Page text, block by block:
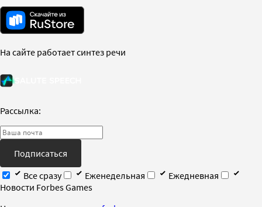
На сайте работает синтез речи
Рассылка:
Подписаться
Все сразу
Еженедельная
Ежедневная
Новости Forbes Games